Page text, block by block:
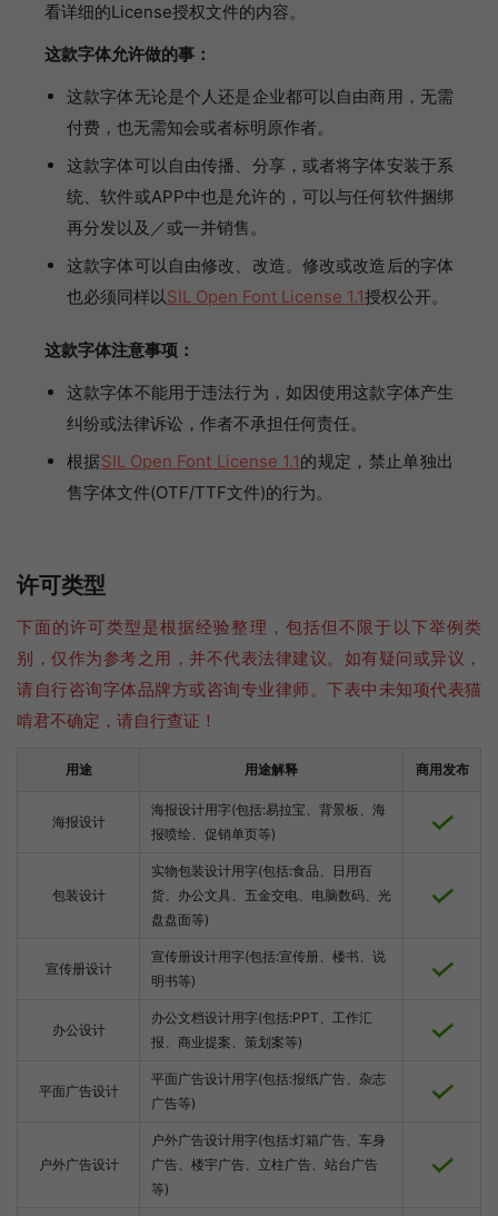
看详细的License授权文件的内容。
这款字体允许做的事：
这款字体无论是个人还是企业都可以自由商用，无需
付费，也无需知会或者标明原作者。
这款字体可以自由传播、分享，或者将字体安装于系
统、软件或APP中也是允许的，可以与任何软件捆绑
再分发以及／或一并销售。
这款字体可以自由修改、改造。修改或改造后的字体
也必须同样以SIL Open Font License 1.1授权公开。
这款字体注意事项：
这款字体不能用于违法行为，如因使用这款字体产生
纠纷或法律诉讼，作者不承担任何责任。
根据SIL Open Font License 1.1的规定，禁止单独出
售字体文件(OTF/TTF文件)的行为。
许可类型
下面的许可类型是根据经验整理，包括但不限于以下举例类
别，仅作为参考之用，并不代表法律建议。如有疑问或异议，
请自行咨询字体品牌方或咨询专业律师。下表中未知项代表猫
啃君不确定，请自行查证！
用途 用途解释 商用发布
海报设计
海报设计用字(包括:易拉宝、背景板、海
报喷绘、促销单页等)
包装设计
实物包装设计用字(包括:食品、日用百
货、办公文具、五金交电、电脑数码、光
盘盘面等)
宣传册设计
宣传册设计用字(包括:宣传册、楼书、说
明书等)
办公设计
办公文档设计用字(包括:PPT、工作汇
报、商业提案、策划案等)
平面广告设计
平面广告设计用字(包括:报纸广告、杂志
广告等)
户外广告设计
户外广告设计用字(包括:灯箱广告、车身
广告、楼宇广告、立柱广告、站台广告
等)